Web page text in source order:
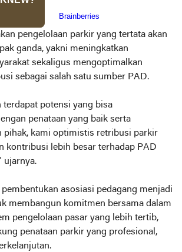
pengelolaan parkir yang tertata akan
ganda, yakni meningkatkan
sekaligus mengoptimalkan
sebagai salah satu sumber PAD.
terdapat potensi yang bisa
penataan yang baik serta
pihak, kami optimistis retribusi parkir
kontribusi lebih besar terhadap PAD
ujarnya.
pembentukan asosiasi pedagang menjadi
membangun komitmen bersama dalam
pengelolaan pasar yang lebih tertib,
penataan parkir yang profesional,